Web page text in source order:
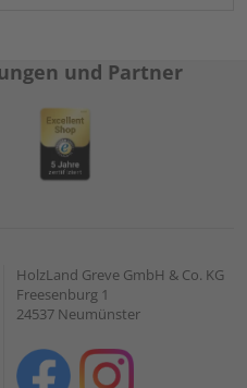
und Partner
HolzLand Greve GmbH & Co. KG
Freesenburg 1
24537 Neumünster